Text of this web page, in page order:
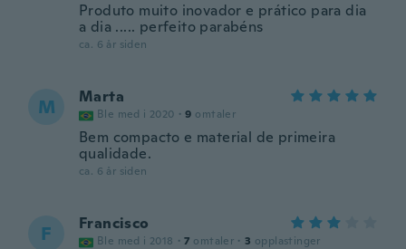
Produto muito inovador e prático para dia
a dia ..... perfeito parabéns
ca. 6 år siden
M Marta
Ble med i 2020 · 9 omtaler
Bem compacto e material de primeira
qualidade.
ca. 6 år siden
F Francisco
Ble med i 2018 · 7 omtaler · 3 opplastinger